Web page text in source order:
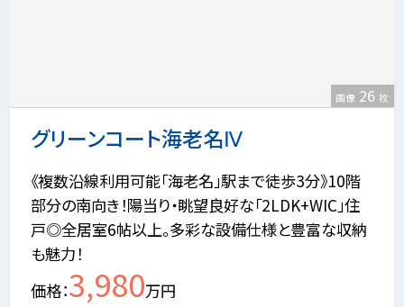
グリーンコート海老名Ⅳ
画像 26 枚
《複数沿線利用可能「海老名」駅まで徒歩3分》10階
部分の南向き！陽当り・眺望良好な「2LDK+WIC」住
戸◎全居室6帖以上。多彩な設備仕様と豊富な収納
も魅力！
価格 3,980万円